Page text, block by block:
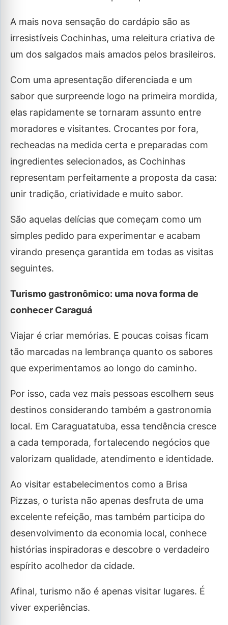
A mais nova sensação do cardápio são as
irresistíveis Cochinhas, uma releitura criativa de
um dos salgados mais amados pelos brasileiros.
Com uma apresentação diferenciada e um
sabor que surpreende logo na primeira mordida,
elas rapidamente se tornaram assunto entre
moradores e visitantes. Crocantes por fora,
recheadas na medida certa e preparadas com
ingredientes selecionados, as Cochinhas
representam perfeitamente a proposta da casa:
unir tradição, criatividade e muito sabor.
São aquelas delícias que começam como um
simples pedido para experimentar e acabam
virando presença garantida em todas as visitas
seguintes.
Turismo gastronômico: uma nova forma de
conhecer Caraguá
Viajar é criar memórias. E poucas coisas ficam
tão marcadas na lembrança quanto os sabores
que experimentamos ao longo do caminho.
Por isso, cada vez mais pessoas escolhem seus
destinos considerando também a gastronomia
local. Em Caraguatatuba, essa tendência cresce
a cada temporada, fortalecendo negócios que
valorizam qualidade, atendimento e identidade.
Ao visitar estabelecimentos como a Brisa
Pizzas, o turista não apenas desfruta de uma
excelente refeição, mas também participa do
desenvolvimento da economia local, conhece
histórias inspiradoras e descobre o verdadeiro
espírito acolhedor da cidade.
Afinal, turismo não é apenas visitar lugares. É
viver experiências.